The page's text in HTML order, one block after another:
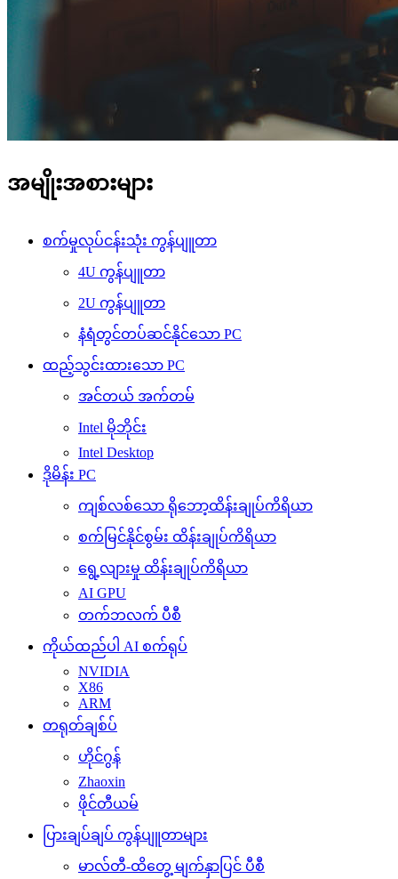
အမျိုးအစားများ
စက်မှုလုပ်ငန်းသုံး ကွန်ပျူတာ
4U ကွန်ပျူတာ
2U ကွန်ပျူတာ
နံရံတွင်တပ်ဆင်နိုင်သော PC
ထည့်သွင်းထားသော PC
အင်တယ် အက်တမ်
Intel မိုဘိုင်း
Intel Desktop
ဒိုမိန်း PC
ကျစ်လစ်သော ရိုဘော့ထိန်းချုပ်ကိရိယာ
စက်မြင်နိုင်စွမ်း ထိန်းချုပ်ကိရိယာ
ရွေ့လျားမှု ထိန်းချုပ်ကိရိယာ
AI GPU
တက်ဘလက် ပီစီ
ကိုယ်ထည်ပါ AI စက်ရုပ်
NVIDIA
X86
ARM
တရုတ်ချစ်ပ်
ဟိုင်ဂွန်
Zhaoxin
ဖိုင်တီယမ်
ပြားချပ်ချပ် ကွန်ပျူတာများ
မာလ်တီ-ထိတွေ့ မျက်နှာပြင် ပီစီ